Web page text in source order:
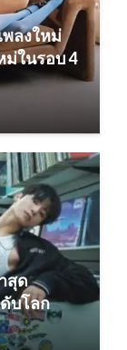
ลงใหม่
ม่ในรอบ 4
สุด
บโลก